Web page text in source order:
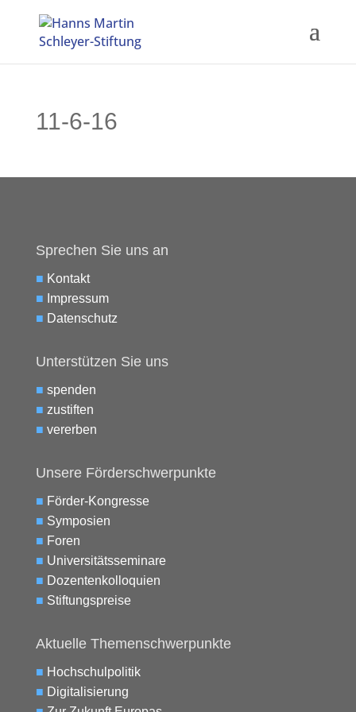
11-6-16
Sprechen Sie uns an
■ Kontakt
■ Impressum
■ Datenschutz
Unterstützen Sie uns
■ spenden
■ zustiften
■ vererben
Unsere Förderschwerpunkte
■ Förder-Kongresse
■ Symposien
■ Foren
■ Universitätsseminare
■ Dozentenkolloquien
■ Stiftungspreise
Aktuelle Themenschwerpunkte
■ Hochschulpolitik
■ Digitalisierung